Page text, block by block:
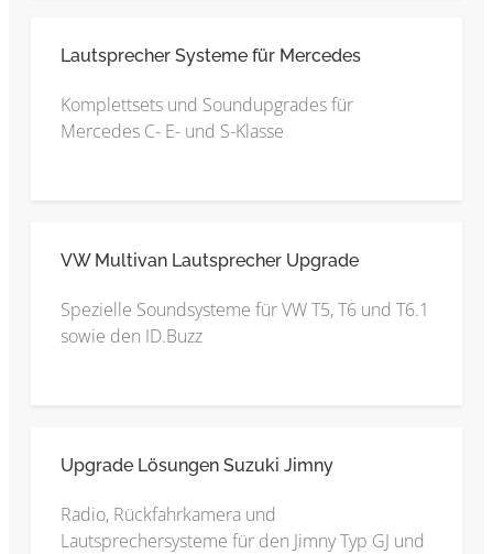
Lautsprecher Systeme für Mercedes
Komplettsets und Soundupgrades für
Mercedes C- E- und S-Klasse
VW Multivan Lautsprecher Upgrade
Spezielle Soundsysteme für VW T5, T6 und T6.1
sowie den ID.Buzz
Upgrade Lösungen Suzuki Jimny
Radio, Rückfahrkamera und
Lautsprechersysteme für den Jimny Typ GJ und